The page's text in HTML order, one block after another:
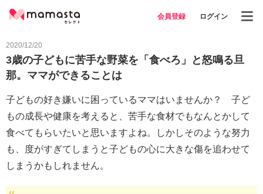
会員登録 ログイン
2020/12/20
3歳の子どもに苦手な野菜を「食べろ」と怒鳴る旦
那。ママができることは
子どもの好き嫌いに困っているママはいませんか？ 子ど
もの成長や健康を考えると、苦手な食材でもなんとかして
食べてもらいたいと思いますよね。しかしそのような努力
も、度がすぎてしまうと子どもの心に大きな傷を追わせて
しまうかもしれません。